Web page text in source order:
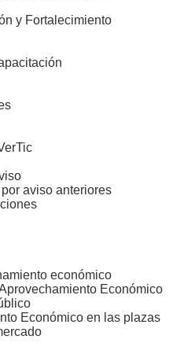
y Fortalecimiento
aviso anteriores
económico
Económico
Económico en las plazas